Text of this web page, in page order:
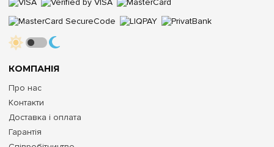
КОМПАНІЯ
Про нас
Контакти
Доставка і оплата
Гарантія